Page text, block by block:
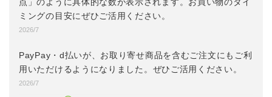
ミングの目安にぜひご活用ください。
2026/7
PayPay・d払いが、お取り寄せ商品を含むご注文にもご利
用いただけるようになりました。 ぜひご活用ください。
2026/7